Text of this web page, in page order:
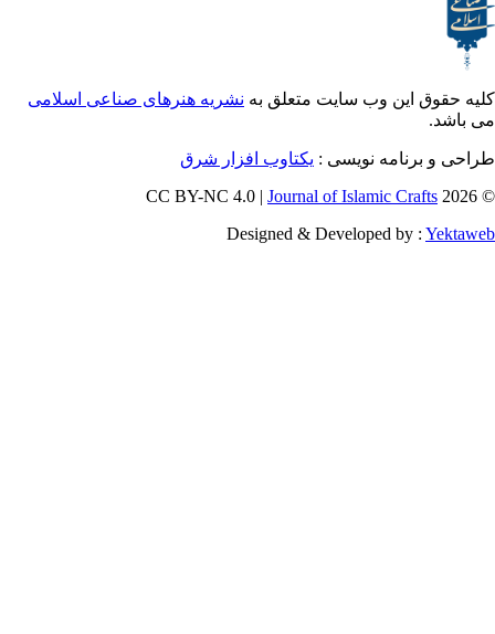
این وب سایت متعلق بهنشریه هنرهای صناعی اسلامی
نویسی : یکتاوب افزار شرق
Journal of Islamic
Designed & Developed by :